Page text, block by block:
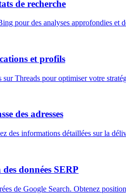
de recherche
pour des analyses approfondies et
et profils
Threads pour optimiser votre
des adresses
des informations détaillées sur la
données SERP
de Google Search. Obtenez